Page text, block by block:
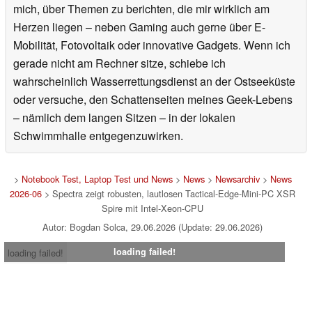
mich, über Themen zu berichten, die mir wirklich am
Herzen liegen – neben Gaming auch gerne über E-
Mobilität, Fotovoltaik oder innovative Gadgets. Wenn ich
gerade nicht am Rechner sitze, schiebe ich
wahrscheinlich Wasserrettungsdienst an der Ostseeküste
oder versuche, den Schattenseiten meines Geek-Lebens
– nämlich dem langen Sitzen – in der lokalen
Schwimmhalle entgegenzuwirken.
> Notebook Test, Laptop Test und News> News> Newsarchiv> News
2026-06 > Spectra zeigt robusten, lautlosen Tactical-Edge-Mini-PC XSR
Spire mit Intel-Xeon-CPU
Autor: Bogdan Solca, 29.06.2026 (Update: 29.06.2026)
loading failed!
loading failed!